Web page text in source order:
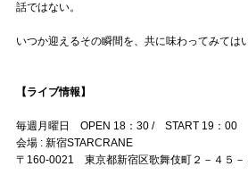
話ではない。
いつか迎えるその瞬間を、共に味わってみては
【ライブ情報】
毎週月曜日 OPEN 18：30 / START 19：00
会場 : 新宿STARCRANE
〒160-0021 東京都新宿区歌舞伎町２－４５－